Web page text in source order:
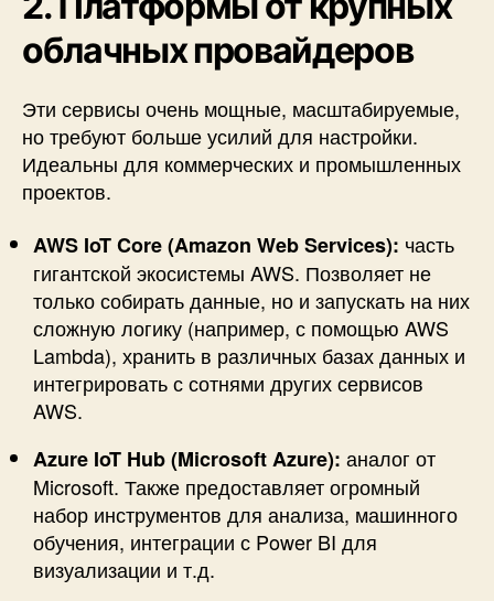
облачных провайдеров
Эти сервисы очень мощные, масштабируемые,
но требуют больше усилий для настройки.
Идеальны для коммерческих и промышленных
проектов.
AWS IoT Core (Amazon Web Services): часть
гигантской экосистемы AWS. Позволяет не
только собирать данные, но и запускать на них
сложную логику (например, с помощью AWS
Lambda), хранить в различных базах данных и
интегрировать с сотнями других сервисов
AWS.
Azure IoT Hub (Microsoft Azure): аналог от
Microsoft. Также предоставляет огромный
набор инструментов для анализа, машинного
обучения, интеграции с Power BI для
визуализации и т.д.